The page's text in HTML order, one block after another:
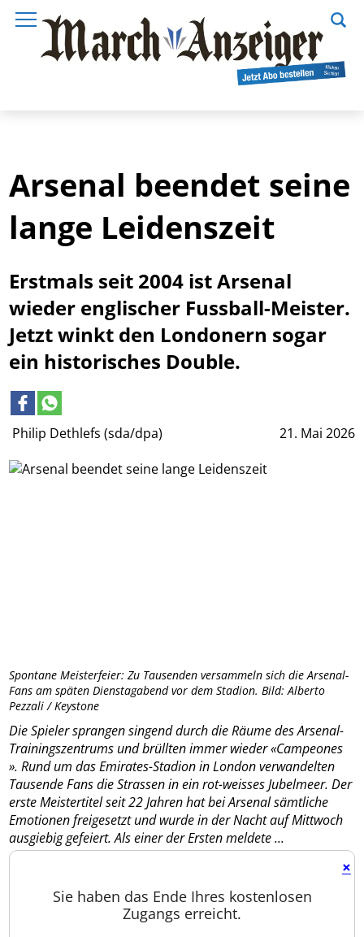
Spontane Meisterfeier: Zu Tausenden versammeln sich die Arsenal-
Fans am späten Dienstagabend vor dem Stadion. Bild: Alberto
Pezzali / Keystone
Philip Dethlefs (sda/dpa) 21. Mai 2026
Arsenal beendet seine
lange Leidenszeit
Erstmals seit 2004 ist Arsenal
wieder englischer Fussball-Meister.
Jetzt winkt den Londonern sogar
ein historisches Double.
Die Spieler sprangen singend durch die Räume des Arsenal-
Trainingszentrums und brüllten immer wieder «Campeones
». Rund um das Emirates-Stadion in London verwandelten
Tausende Fans die Strassen in ein rot-weisses Jubelmeer. Der
erste Meistertitel seit 22 Jahren hat bei Arsenal sämtliche
Emotionen freigesetzt und wurde in der Nacht auf Mittwoch
ausgiebig gefeiert. Als einer der Ersten meldete ...
×
Sie haben das Ende Ihres kostenlosen
Zugangs erreicht.